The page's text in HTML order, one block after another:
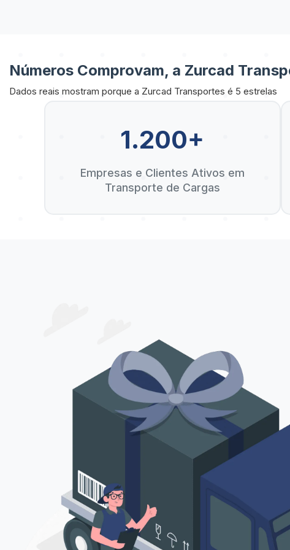
Números Comprovam, a Zurcad
Dados reais mostram porque a Zurcad Transportes é 5 estrelas
1.200+
Empresas e Clientes Ativos em
Transporte de Cargas